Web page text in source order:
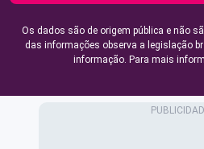
Os dados são de origem pública e não
das informações observa a legislação
informação. Para mais